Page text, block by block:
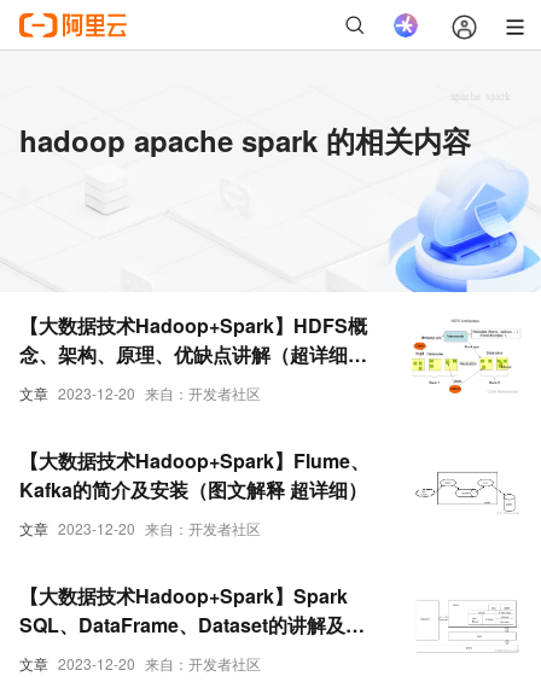
hadoop apache spark 的相关内容
文章 2023-12-20 来自：开发者社区
【大数据技术Hadoop+Spark】HDFS概
念、架构、原理、优缺点讲解（超详细必
看）
文章 2023-12-20 来自：开发者社区
【大数据技术Hadoop+Spark】Flume、
Kafka的简介及安装（图文解释 超详细）
文章 2023-12-20 来自：开发者社区
【大数据技术Hadoop+Spark】Spark
SQL、DataFrame、Dataset的讲解及操
作演示（图文解释）